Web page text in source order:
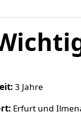
3 Jahre
Erfurt und